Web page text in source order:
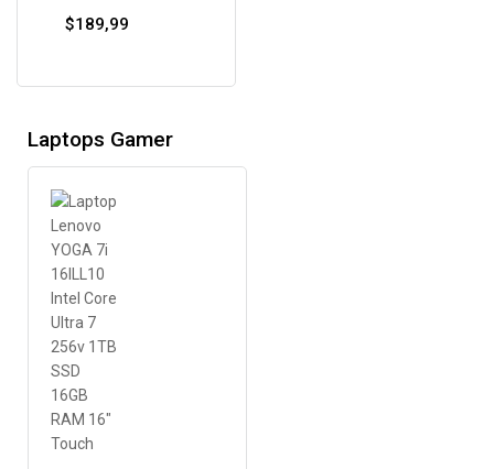
$189,99
Laptops Gamer